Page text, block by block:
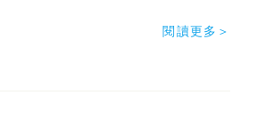
閱讀更多＞